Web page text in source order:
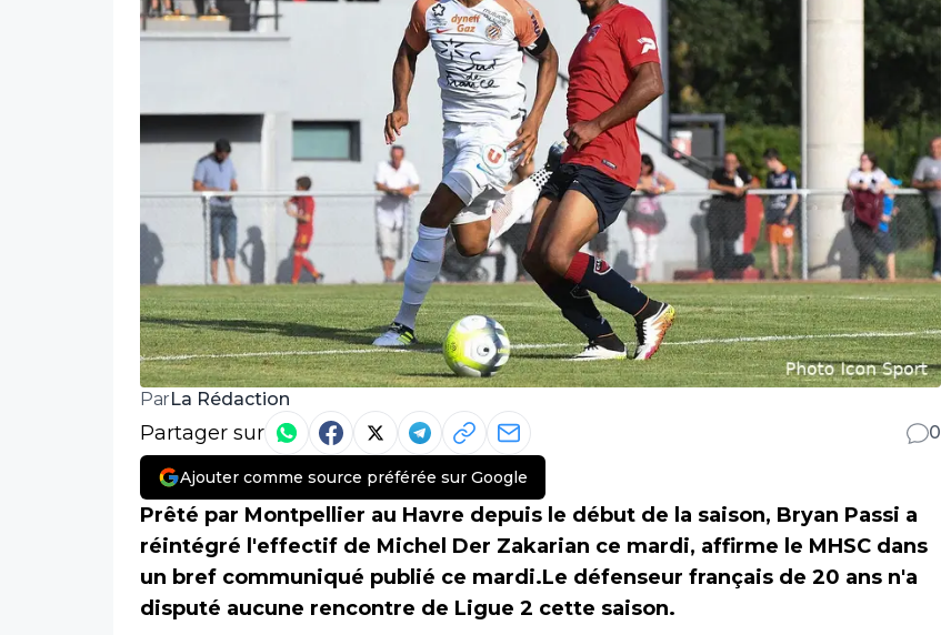
ParLa Rédaction
Partager sur 0
Ajouter comme source préférée sur Google
Prêté par Montpellier au Havre depuis le début de la saison, Bryan Passi a
réintégré l'effectif de Michel Der Zakarian ce mardi, affirme le MHSC dans
un bref communiqué publié ce mardi.Le défenseur français de 20 ans n'a
disputé aucune rencontre de Ligue 2 cette saison.